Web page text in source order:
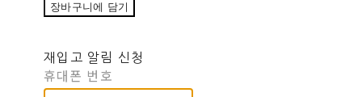
장바구니에 담기
재입고 알림 신청
휴대폰 번호